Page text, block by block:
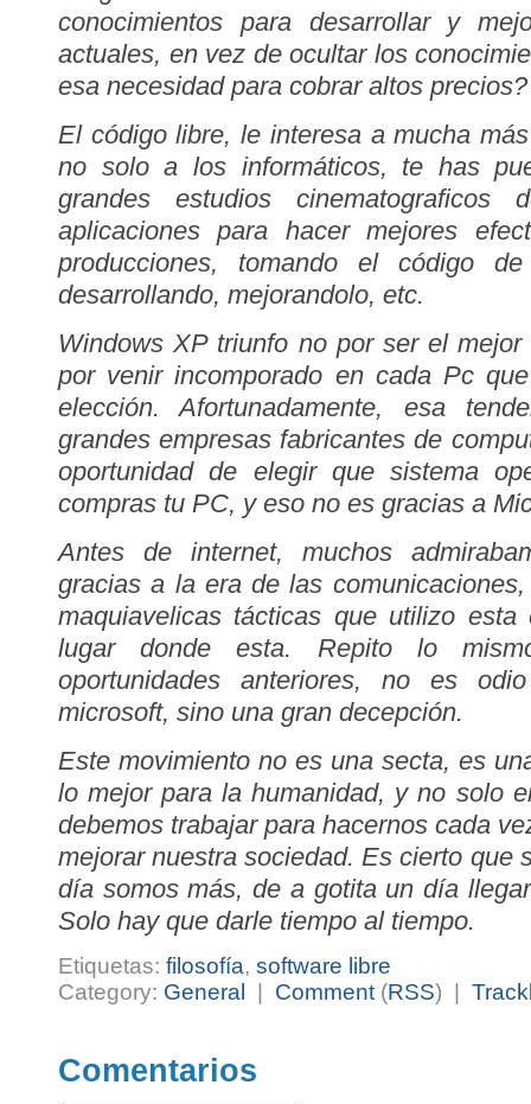
conocimientos para desarrollar y
actuales, en vez de ocultar los
esa necesidad para cobrar altos precios?
El código libre, le interesa a mucha
no solo a los informáticos, te has
grandes estudios cinematograficos
aplicaciones para hacer mejores
producciones, tomando el código
desarrollando, mejorandolo, etc.
Windows XP triunfo no por ser el
por venir incomporado en cada Pc
elección. Afortunadamente, esa
grandes empresas fabricantes de
oportunidad de elegir que sistema
compras tu PC, y eso no es gracias a
Antes de internet, muchos
gracias a la era de las
maquiavelicas tácticas que utilizo
lugar donde esta. Repito lo
oportunidades anteriores, no es
microsoft, sino una gran decepción.
Este movimiento no es una secta, es
lo mejor para la humanidad, y no solo
debemos trabajar para hacernos cada
mejorar nuestra sociedad. Es cierto que
día somos más, de a gotita un día
Solo hay que darle tiempo al tiempo.
Etiquetas: filosofía, software libre
Category: General Comment (RSS) |
Comentarios